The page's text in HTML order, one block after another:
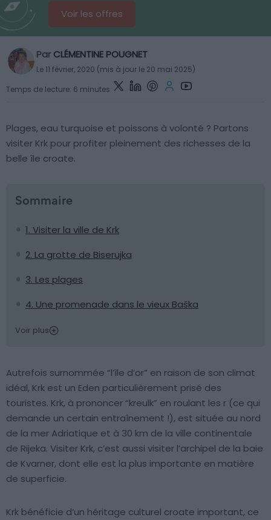
Voir les offres
Par CLÉMENTINE POUGNET
Le 11 février, 2020 (mis à jour le 20 mai 2025)
Temps de lecture: 6 minutes
Plages, eau turquoise et poissons à volonté ? Partons
visiter Krk pour profiter pleinement des richesses de la
belle île croate.
Sommaire
1. Visiter la ville de Krk
2. La grotte de Biserujka
3. Les plages
4. Une promenade dans le vieux Baška
Voir plus
Autrefois surnommée “l’île d’or” en raison de son climat
idéal, Krk est un Eden particulièrement prisé des
touristes. Krk, à prononcer “kreulk” en roulant les r (ce qui
demande un certain entraînement !), est située au nord
de la mer Adriatique et à 30 km de la ville continentale
de Rijeka. Visiter Krk, c’est aussi visiter l’archipel de la baie
de Kvarner, dont elle est la plus importante en matière
de superficie.
Krk bénéficie d’un héritage culturel croate important, ce